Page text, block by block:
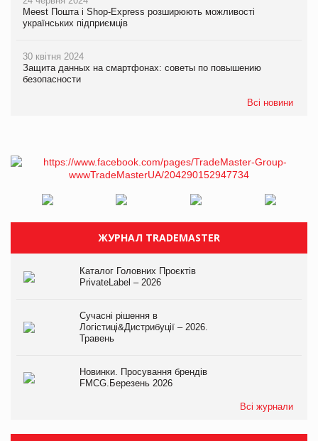
Meest Пошта і Shop-Express розширюють можливості
українських підприємців
30 квітня 2024
Защита данных на смартфонах: советы по повышению
безопасности
Всі новини
ЖУРНАЛ TRADEMASTER
Каталог Головних Проєктів
PrivateLabel – 2026
Сучасні рішення в
Логістиці&Дистрибуції – 2026.
Травень
Новинки. Просування брендів
FMCG.Березень 2026
Всі журнали